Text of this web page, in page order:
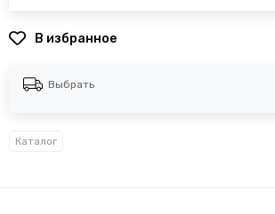
В избранное
Выбрать
Каталог